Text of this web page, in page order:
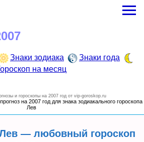
и гороскопы на 2007 год от vip-goroskop.ru
на 2007 год для знака зодиакального гороскопа
Лев
— любовный гороскоп
Знаки зодиака
Знаки года
на месяц
месяц
на январь 2021 года
на март 2021 года
на апрель 2021 года
на май 2021 года
на июнь 2021 года
на август 2021 года
на сентябрь 2021 года
на ноябрь 2021 года